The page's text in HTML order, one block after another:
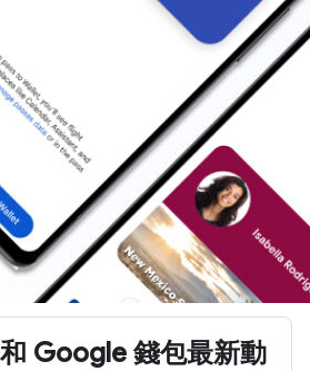
Google 錢包最新動